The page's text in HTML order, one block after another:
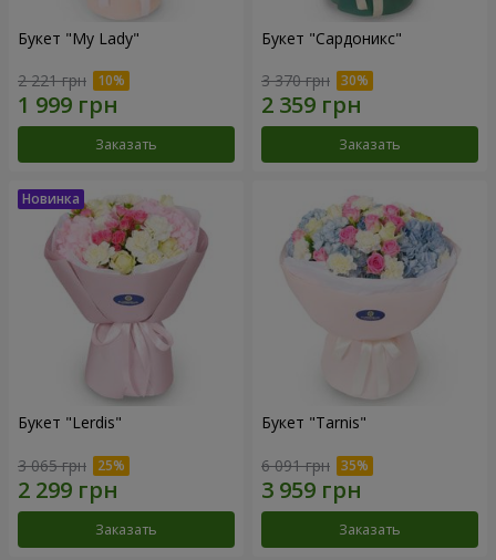
Букет "My Lady"
2 221 грн
Заказать
Букет "Сардоникс"
3 370 грн
Заказать
Букет "Lerdis"
3 065 грн
Заказать
Букет "Tarnis"
6 091 грн
Заказать